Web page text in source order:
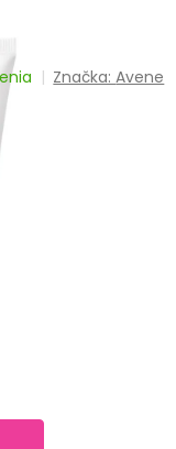
Značka:Avene